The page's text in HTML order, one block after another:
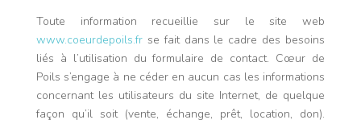
Toute information recueillie sur le site web
www.coeurdepoils.frse fait dans le cadre des besoins
liés à l’utilisation du formulaire de contact. Cœur de
Poils s’engage à ne céder en aucun cas les informations
concernant les utilisateurs du site Internet, de quelque
façon qu’il soit (vente, échange, prêt, location, don).